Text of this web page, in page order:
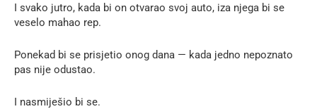
I svako jutro, kada bi on otvarao svoj auto, iza njega bi se
veselo mahao rep.
Ponekad bi se prisjetio onog dana — kada jedno nepoznato
pas nije odustao.
I nasmiješio bi se.